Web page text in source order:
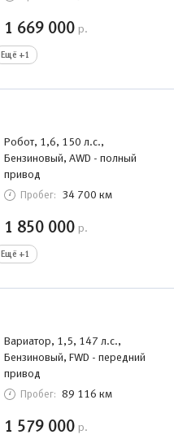
1 669 000 р.
Ещё +1
Робот, 1,6, 150 л.с.,
Бензиновый, AWD - полный
привод
Пробег: 34 700 км
1 850 000 р.
Ещё +1
Вариатор, 1,5, 147 л.с.,
Бензиновый, FWD - передний
привод
Пробег: 89 116 км
1 579 000 р.